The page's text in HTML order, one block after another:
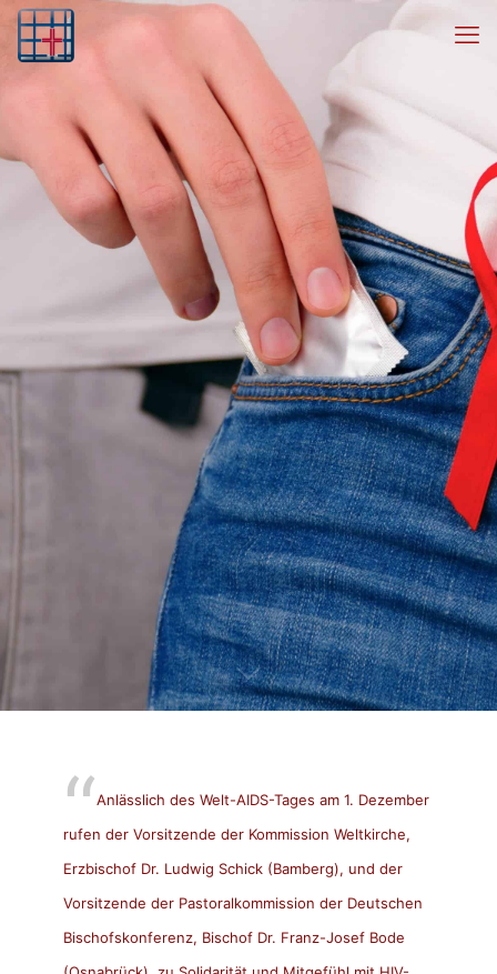
Anlässlich des Welt-AIDS-Tages am 1. Dezember
rufen der Vorsitzende der Kommission Weltkirche,
Erzbischof Dr. Ludwig Schick (Bamberg), und der
Vorsitzende der Pastoralkommission der Deutschen
Bischofskonferenz, Bischof Dr. Franz-Josef Bode